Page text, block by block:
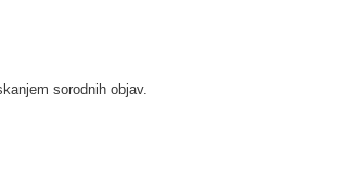
sorodnih objav.